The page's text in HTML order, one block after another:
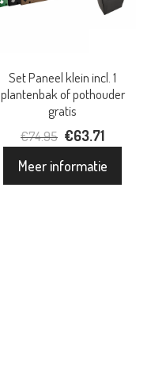
Set Paneel klein incl. 1
plantenbak of pothouder
gratis
€74.95 Oorspronkelijke
prijs
€63.71Huidige
Meer informatie